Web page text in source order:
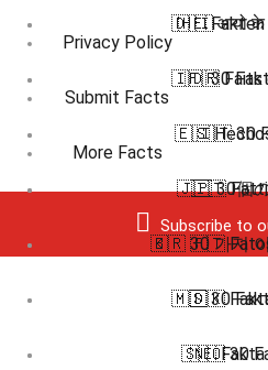
Privacy Policy
Submit Facts
More Facts
Subscribe to
🇭🇮 आयो के
🇮🇩 30
🇮🇹 30
🇯🇵 30個
🇰🇷 30 가지
🇲🇸 30
🇳🇴 30
🇩🇪 Fakten
🇫🇷 Faits
🇪🇸
🇮🇹 Fatti
🇧🇷 🇵🇹 Fatos
🇩🇰
🇸🇪 Fakta